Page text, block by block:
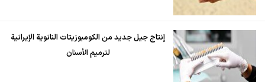
إنتاج جيل جديد من الكومبوزيتات النانوية الإيرانية
لترميم الأسنان